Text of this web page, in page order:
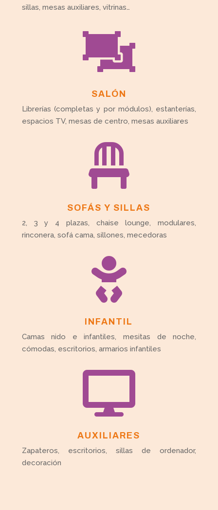
sillas, mesas auxiliares, vitrinas…

SALÓN
Librerías (completas y por módulos), estanterías,
espacios TV, mesas de centro, mesas auxiliares

SOFÁS Y SILLAS
2, 3 y 4 plazas, chaise lounge, modulares,
rinconera, sofá cama, sillones, mecedoras

INFANTIL
Camas nido e infantiles, mesitas de noche,
cómodas, escritorios, armarios infantiles

AUXILIARES
Zapateros, escritorios, sillas de ordenador,
decoración